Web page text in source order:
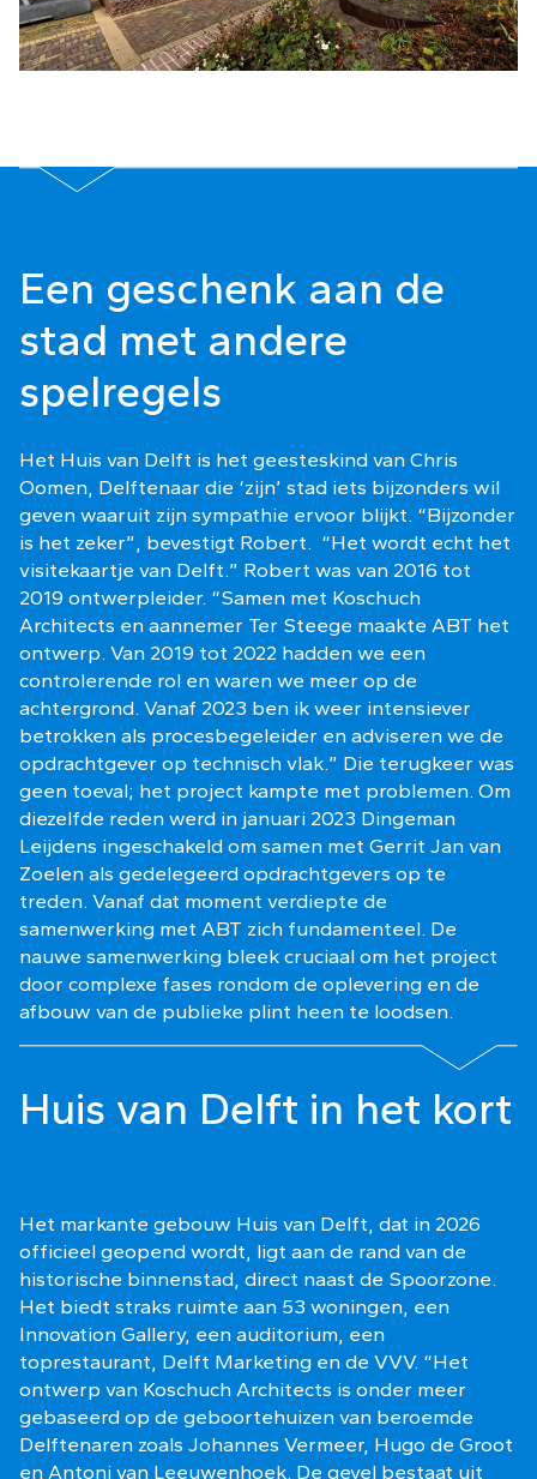
Een geschenk aan de
stad met andere
spelregels
Het Huis van Delft is het geesteskind van Chris
Oomen, Delftenaar die ‘zijn’ stad iets bijzonders wil
geven waaruit zijn sympathie ervoor blijkt. “Bijzonder
is het zeker”, bevestigt Robert. “Het wordt echt het
visitekaartje van Delft.” Robert was van 2016 tot
2019 ontwerpleider. “Samen met Koschuch
Architects en aannemer Ter Steege maakte ABT het
ontwerp. Van 2019 tot 2022 hadden we een
controlerende rol en waren we meer op de
achtergrond. Vanaf 2023 ben ik weer intensiever
betrokken als procesbegeleider en adviseren we de
opdrachtgever op technisch vlak.” Die terugkeer was
geen toeval; het project kampte met problemen. Om
diezelfde reden werd in januari 2023 Dingeman
Leijdens ingeschakeld om samen met Gerrit Jan van
Zoelen als gedelegeerd opdrachtgevers op te
treden. Vanaf dat moment verdiepte de
samenwerking met ABT zich fundamenteel. De
nauwe samenwerking bleek cruciaal om het project
door complexe fases rondom de oplevering en de
afbouw van de publieke plint heen te loodsen.
Huis van Delft in het kort
Het markante gebouw Huis van Delft, dat in 2026
officieel geopend wordt, ligt aan de rand van de
historische binnenstad, direct naast de Spoorzone.
Het biedt straks ruimte aan 53 woningen, een
Innovation Gallery, een auditorium, een
toprestaurant, Delft Marketing en de VVV. “Het
ontwerp van Koschuch Architects is onder meer
gebaseerd op de geboortehuizen van beroemde
Delftenaren zoals Johannes Vermeer, Hugo de Groot
en Antoni van Leeuwenhoek. De gevel bestaat uit